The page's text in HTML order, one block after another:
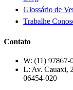
Glossário de
Trabalhe
Contato
W: (11) 97867-
L: Av. Cauaxi,
06454-020